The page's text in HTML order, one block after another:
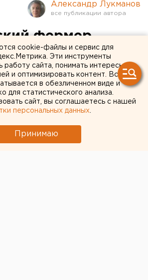
Александр Лукманов
фермер
стадо
cookie-файлы и сервис для
Эти инструменты
работу сайта, понимать интересы
и оптимизировать контент. Вся
в обезличенном виде и
для статистического анализа.
сайт, вы соглашаетесь с нашей
персональных данных
Принимаю